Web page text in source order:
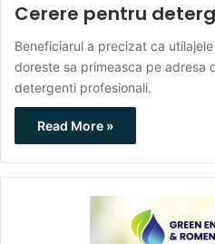
Cerere pentru
Beneficiarul a precizat ca
doreste sa primeasca pe adresa
detergenti profesionali.
Read More »